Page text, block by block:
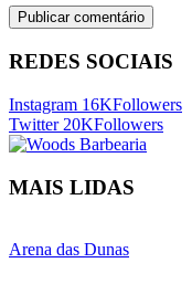
REDES SOCIAIS
Instagram 16KFollowers
Twitter 20KFollowers
MAIS LIDAS
Arena das Dunas